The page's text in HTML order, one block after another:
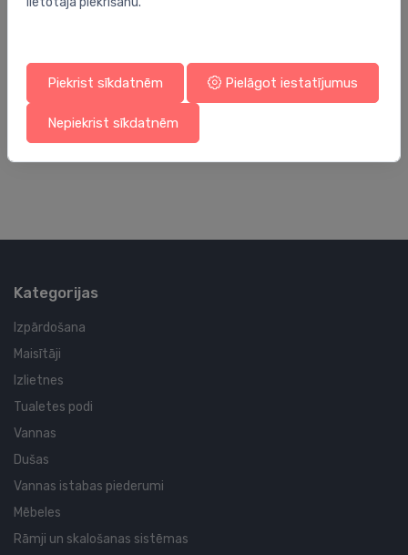
ieplūdes caurule 12-34mm
2.29 €
Kategorijas
Izpārdošana
Maisītāji
Izlietnes
Tualetes podi
Vannas
Dušas
Vannas istabas piederumi
Mēbeles
Rāmji un skalošanas sistēmas
Piekrist sīkdatnēm Pielāgot iestatījumus
Nepiekrist sīkdatnēm